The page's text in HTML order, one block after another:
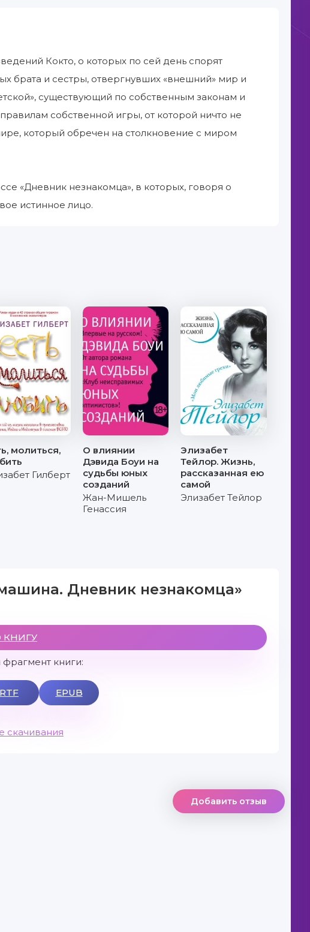
Кокто, о которых по сей день спорят
брата и сестры, отвергнувших «внешний» мир и
существующий по собственным законам и
собственной игры, от которой ничто не
который обречен на столкновение с миром
«Дневник незнакомца», в которых, говоря о
истинное лицо.
молиться,
Гилберт
О влиянии
Дэвида Боуи на
судьбы юных
созданий
Жан-Мишель
Генассия
Элизабет
Тейлор. Жизнь,
рассказанная ею
самой
Элизабет Тейлор
Дневник незнакомца»
КНИГУ
фрагмент книги:
RTF EPUB
скачивания
Добавить отзыв